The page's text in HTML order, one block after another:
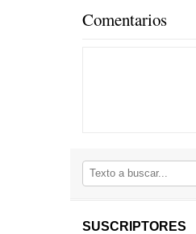
Comentarios
SUSCRIPTORES